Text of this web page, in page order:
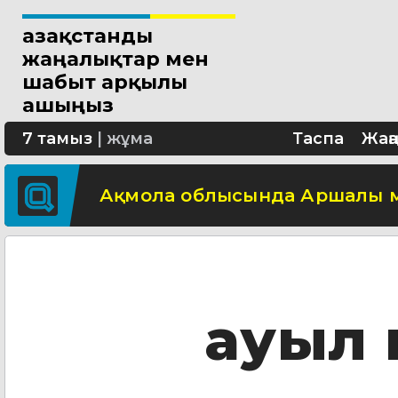
Қазақстанды
жаңалықтар мен
шабыт арқылы
ашыңыз
7 тамыз жұма Таспа
Астанада 19 мыңнан астам
Қазақстанның «Ұлы дала
Pana Asia Шығысауыл